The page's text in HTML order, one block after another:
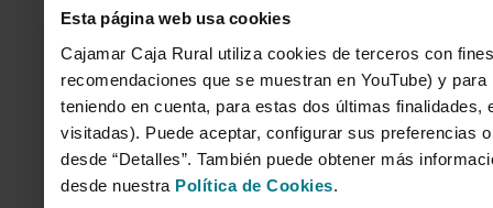
Esta página web usa cookies
Cajamar Caja Rural utiliza cookies de terceros con
recomendaciones que se muestran en YouTube) y
teniendo en cuenta, para estas dos últimas
visitadas). Puede aceptar, configurar sus preferencias
desde “Detalles”. También puede obtener más
desde nuestra Política de Cookies